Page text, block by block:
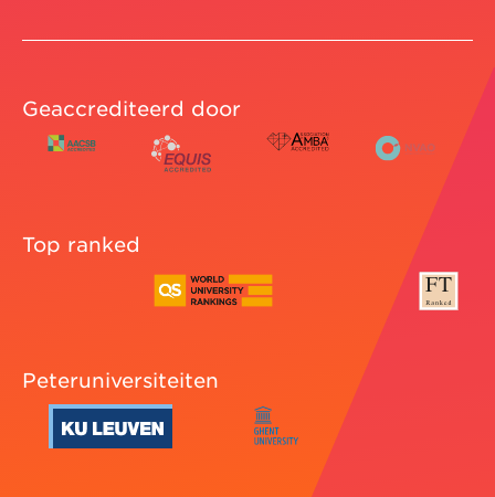
Geaccrediteerd door
Top ranked
Peteruniversiteiten